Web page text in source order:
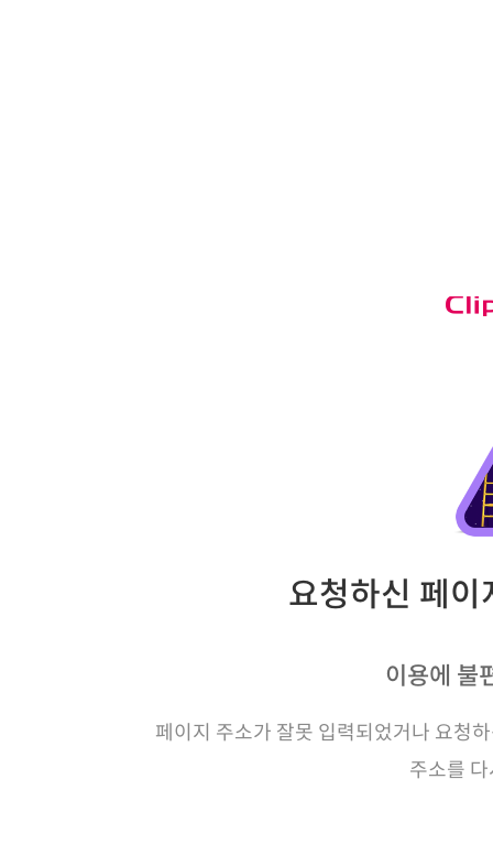
요청하신 페
이용에 불
페이지 주소가 잘못 입력되었거나 요청
주소를